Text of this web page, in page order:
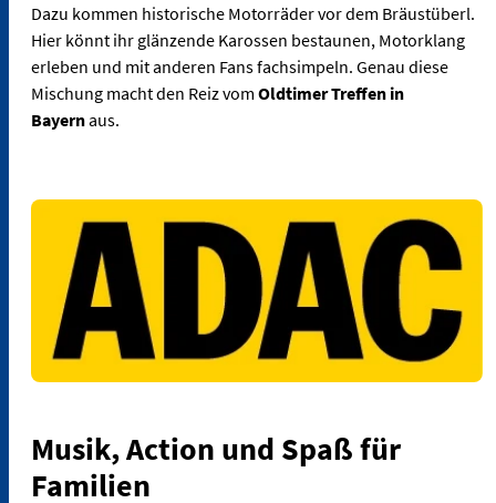
Dazu kommen historische Motorräder vor dem Bräustüberl.
Hier könnt ihr glänzende Karossen bestaunen, Motorklang
erleben und mit anderen Fans fachsimpeln. Genau diese
Mischung macht den Reiz vom Oldtimer Treffen in
Bayernaus.
Musik, Action und Spaß für
Familien